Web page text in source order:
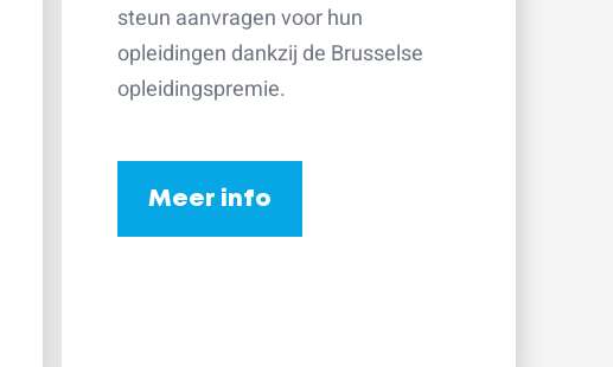
steun aanvragen voor hun
opleidingen dankzij de Brusselse
opleidingspremie.
Meer info